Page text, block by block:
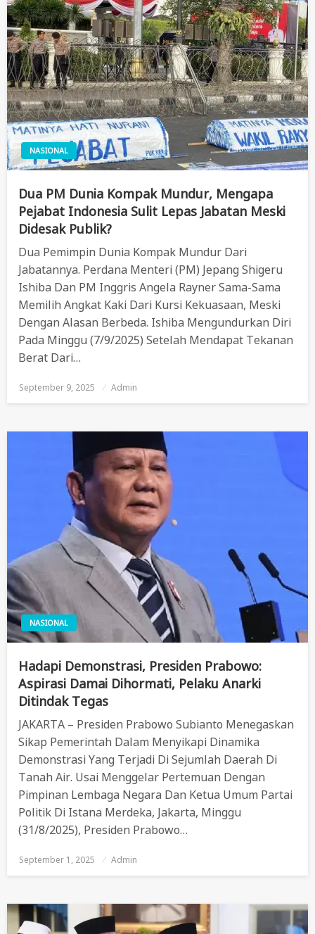
NASIONAL
Dua PM Dunia Kompak Mundur, Mengapa
Pejabat Indonesia Sulit Lepas Jabatan Meski
Didesak Publik?
Dua Pemimpin Dunia Kompak Mundur Dari
Jabatannya. Perdana Menteri (PM) Jepang Shigeru
Ishiba Dan PM Inggris Angela Rayner Sama-Sama
Memilih Angkat Kaki Dari Kursi Kekuasaan, Meski
Dengan Alasan Berbeda. Ishiba Mengundurkan Diri
Pada Minggu (7/9/2025) Setelah Mendapat Tekanan
Berat Dari…
Posted
On
September 9, 2025 Admin
NASIONAL
Hadapi Demonstrasi, Presiden Prabowo:
Aspirasi Damai Dihormati, Pelaku Anarki
Ditindak Tegas
JAKARTA – Presiden Prabowo Subianto Menegaskan
Sikap Pemerintah Dalam Menyikapi Dinamika
Demonstrasi Yang Terjadi Di Sejumlah Daerah Di
Tanah Air. Usai Menggelar Pertemuan Dengan
Pimpinan Lembaga Negara Dan Ketua Umum Partai
Politik Di Istana Merdeka, Jakarta, Minggu
(31/8/2025), Presiden Prabowo…
Posted
On
September 1, 2025 Admin